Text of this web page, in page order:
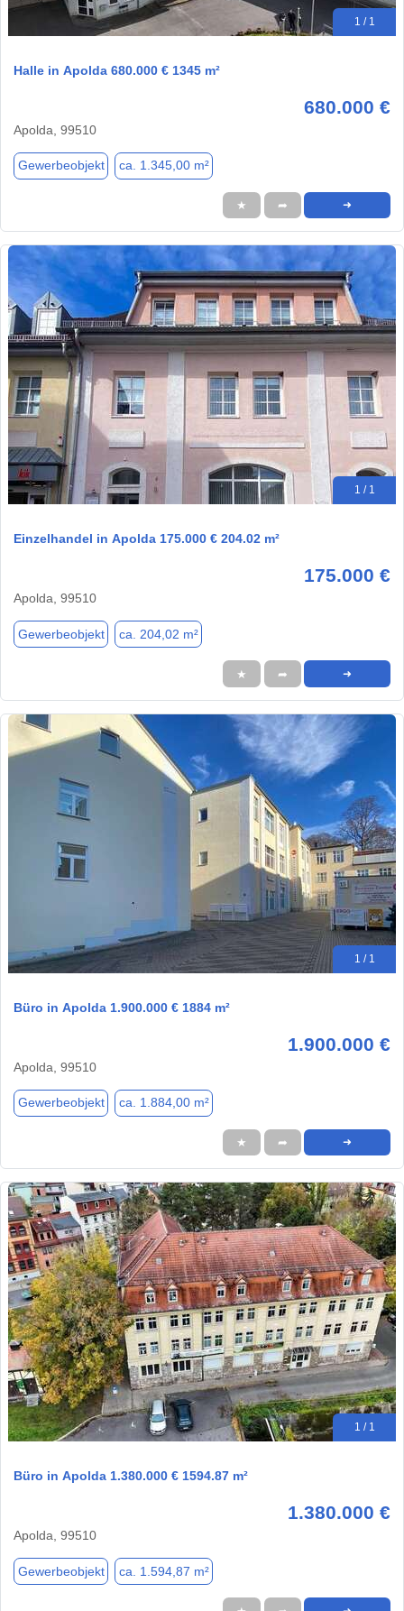
1 / 1
Halle in Apolda 680.000 € 1345 m²
680.000 €
Apolda, 99510
Gewerbeobjekt ca. 1.345,00 m²
★ ➦ ➜
1 / 1
Einzelhandel in Apolda 175.000 € 204.02 m²
175.000 €
Apolda, 99510
Gewerbeobjekt ca. 204,02 m²
★ ➦ ➜
1 / 1
Büro in Apolda 1.900.000 € 1884 m²
1.900.000 €
Apolda, 99510
Gewerbeobjekt ca. 1.884,00 m²
★ ➦ ➜
1 / 1
Büro in Apolda 1.380.000 € 1594.87 m²
1.380.000 €
Apolda, 99510
Gewerbeobjekt ca. 1.594,87 m²